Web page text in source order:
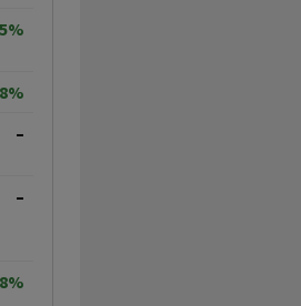
–
–